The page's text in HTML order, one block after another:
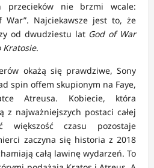
przecieków nie brzmi wcale:
War”. Najciekawsze jest to, że
od dwudziestu lat God of War
Kratosie.
okażą się prawdziwe, Sony
spin offem skupionym na Faye,
Atreusa. Kobiecie, która
z najważniejszych postaci całej
większość czasu pozostaje
zaczyna się historia z 2018
całą lawinę wydarzeń. To